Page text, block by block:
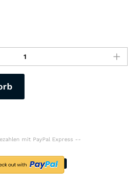
mit PayPal Express --